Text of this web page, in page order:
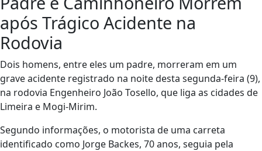
após Trágico Acidente na
Rodovia
Dois homens, entre eles um padre, morreram em um
grave acidente registrado na noite desta segunda-feira (9),
na rodovia Engenheiro João Tosello, que liga as cidades de
Limeira e Mogi-Mirim.
Segundo informações, o motorista de uma carreta
identificado como Jorge Backes, 70 anos, seguia pela